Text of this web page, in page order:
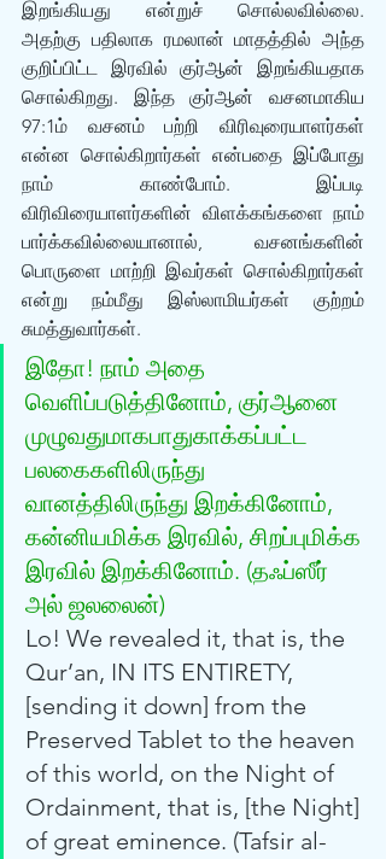
இறங்கியது என்றுச் சொல்லவில்லை.
அதற்கு பதிலாக ரமலான் மாதத்தில் அந்த
குறிப்பிட்ட இரவில் குர்‍ஆன் இறங்கியதாக
சொல்கிறது. இந்த குர்‍ஆன் வசனமாகிய
97:1ம் வசனம் பற்றி விரிவுரையாளர்கள்
என்ன சொல்கிறார்கள் என்பதை இப்போது
நாம் காண்போம். இப்படி
விரிவிரையாளர்களின் விளக்கங்களை நாம்
பார்க்கவில்லையானால், வசனங்களின்
பொருளை மாற்றி இவர்கள் சொல்கிறார்கள்
என்று நம்மீது இஸ்லாமியர்கள் குற்றம்
சுமத்துவார்கள்.
இதோ! நாம் அதை
வெளிப்படுத்தினோம், குர்‍ஆனை
முழுவதுமாகபாதுகாக்கப்பட்ட
பலகைகளிலிருந்து
வானத்திலிருந்து இறக்கினோம்,
கன்னியமிக்க இரவில், சிறப்புமிக்க
இரவில் இறக்கினோம். (த‌ஃப்ஸீர்
அல் ஜலலைன்)
Lo! We revealed it, that is, the
Qur’an, IN ITS ENTIRETY,
[sending it down] from the
Preserved Tablet to the heaven
of this world, on the Night of
Ordainment, that is, [the Night]
of great eminence. (Tafsir al-